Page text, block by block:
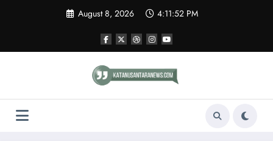
August 8, 2026 4:11:53 PM